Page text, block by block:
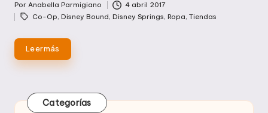
por
Por Anabella Parmigiano 4 abril 2017
Co-Op, Disney Bound, Disney Springs, Ropa, Tiendas
Leer más
Categorías